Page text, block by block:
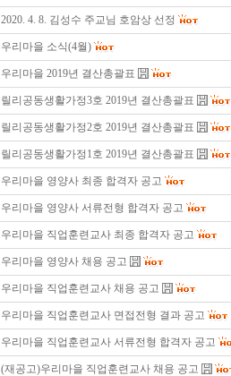
2020. 4. 8. 김성수 주교님 호암상 선정
우리마을 소식(4월)
우리마을 2019년 결산총괄표
릴리공동생활가정3호 2019년 결산총괄표
릴리공동생활가정2호 2019년 결산총괄표
릴리공동생활가정1호 2019년 결산총괄표
우리마을 영양사 최종 합격자 공고
우리마을 영양사 서류전형 합격자 공고
우리마을 직업훈련교사 최종 합격자 공고
우리마을 영양사 채용 공고
우리마을 직업훈련교사 채용 공고
우리마을 직업훈련교사 면접전형 결과 공고
우리마을 직업훈련교사 서류전형 합격자 공고
(재공고)우리마을 직업훈련교사 채용 공고